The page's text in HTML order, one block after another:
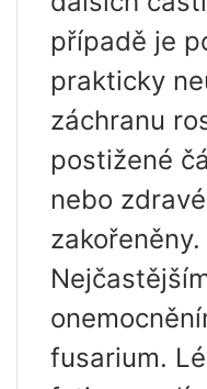
případě je
prakticky
záchranu
postižené
nebo
zakořeněny.
fusarium.